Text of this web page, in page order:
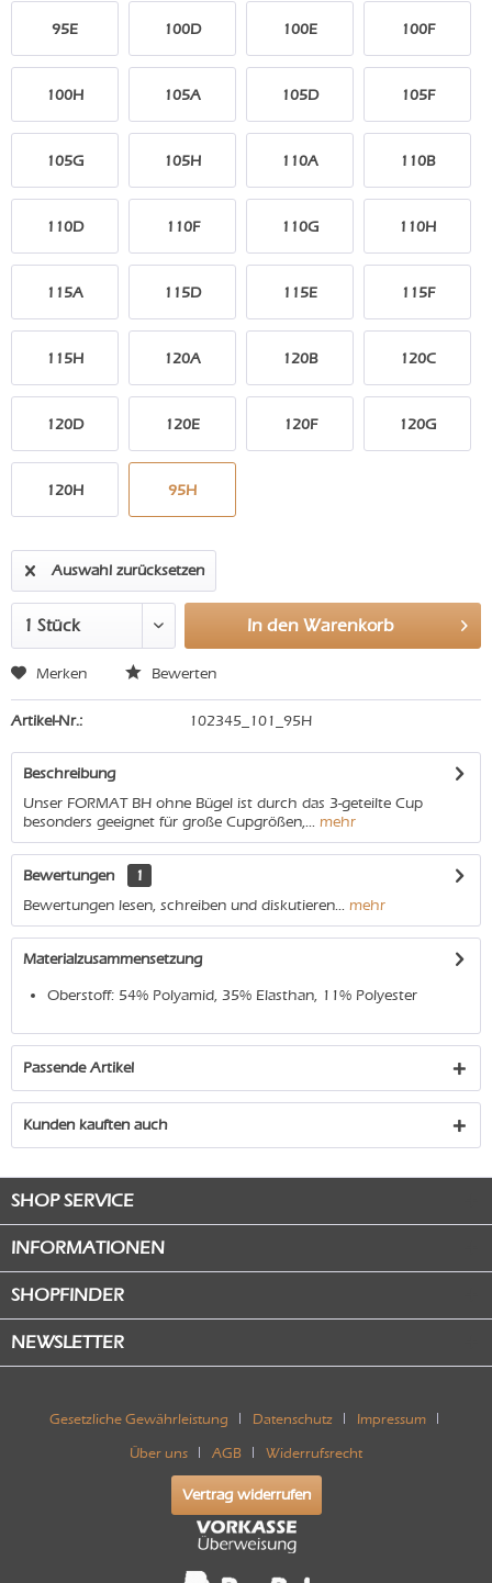
95E 100D 100E 100F
100H 105A 105D 105F
105G 105H 110A 110B
110D 110F 110G 110H
115A 115D 115E 115F
115H 120A 120B 120C
120D 120E 120F 120G
120H 95H
Auswahl zurücksetzen
In den Warenkorb
Merken Bewerten
Artikel-Nr.: 102345_101_95H
Beschreibung
Unser FORMAT BH ohne Bügel ist durch das 3-geteilte Cup
besonders geeignet für große Cupgrößen,... mehr
Bewertungen
1
Bewertungen lesen, schreiben und diskutieren... mehr
Materialzusammensetzung
Oberstoff: 54% Polyamid, 35% Elasthan, 11% Polyester
Passende Artikel
Kunden kauften auch
SHOP SERVICE
INFORMATIONEN
SHOPFINDER
NEWSLETTER
Gesetzliche Gewährleistung Datenschutz Impressum
Über uns AGB Widerrufsrecht
Vertrag widerrufen